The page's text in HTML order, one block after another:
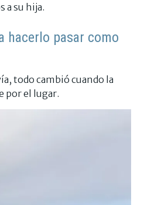
a su hija.
hacerlo pasar como
todo cambió cuando la
por el lugar.